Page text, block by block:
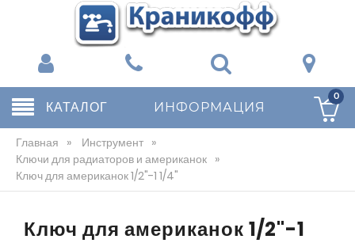
КАТАЛОГ ИНФОРМАЦИЯ
0
Главная » Инструмент »
Ключи для радиаторов и американок »
Ключ для американок 1/2"-1 1/4"
Ключ для американок 1/2"-1